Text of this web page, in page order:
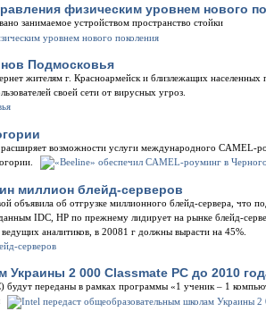
физическим уровнем нового
занимаемое устройством пространство стойки
Подмосковья
жителям г. Красноармейск и близлежащих населенных
своей сети от вирусных угроз.
возможности услуги международного CAMEL-
миллион блейд-серверов
объявила об отгрузке миллионного блейд-сервера, что
IDC, HP по прежнему лидирует на рынке блейд-
аналитиков, в 20081 г должны вырасти на 45%.
2 000 Classmate PC до 2010
переданы в рамках программы «1 ученик – 1